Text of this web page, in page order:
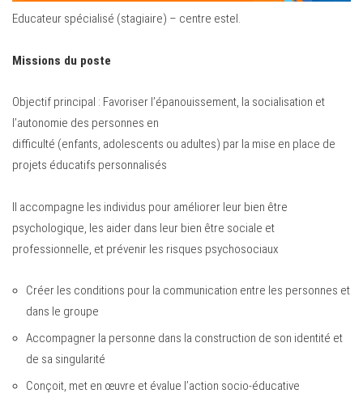
Educateur spécialisé (stagiaire) – centre estel.
Missions du poste
Objectif principal : Favoriser l’épanouissement, la socialisation et
l’autonomie des personnes en
difficulté (enfants, adolescents ou adultes) par la mise en place de
projets éducatifs personnalisés
Il accompagne les individus pour améliorer leur bien être
psychologique, les aider dans leur bien être sociale et
professionnelle, et prévenir les risques psychosociaux
Créer les conditions pour la communication entre les personnes et
dans le groupe
Accompagner la personne dans la construction de son identité et
de sa singularité
Conçoit, met en œuvre et évalue l’action socio-éducative